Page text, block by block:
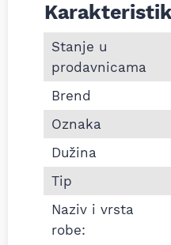
Informacije o Pk
Stanje u
prodavnicama
Brend
Oznaka
Dužina
Tip
Naziv i vrsta
robe: